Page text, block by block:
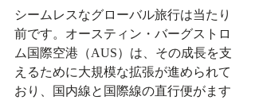
シームレスなグローバル旅行は当たり
前です。オースティン・バーグストロ
ム国際空港（AUS）は、その成長を支
えるために大規模な拡張が進められて
おり、国内線と国際線の直行便がます